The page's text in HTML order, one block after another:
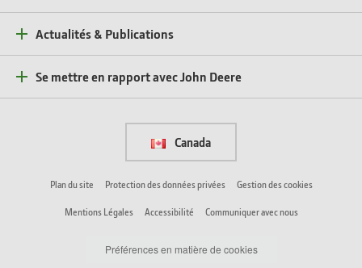
Actualités & Publications
Se mettre en rapport avec John Deere
Canada
Plan du site Protection des données privées Gestion des cookies
Mentions Légales Accessibilité Communiquer avec nous
Préférences en matière de cookies